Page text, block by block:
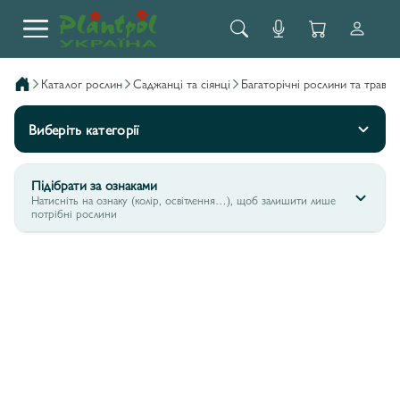
каталог рослин саджанці та сіянці багаторічні рослини та трави
Виберіть категорії
Підібрати за ознаками
Натисніть на ознаку (колір, освітлення…), щоб залишити лише
потрібні рослини